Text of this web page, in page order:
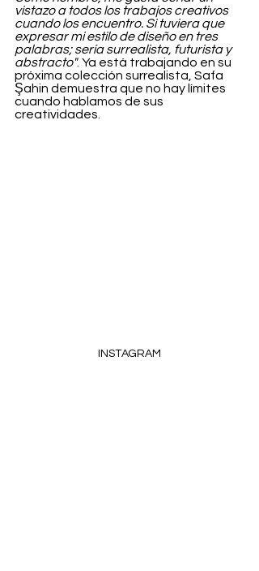
vistazo a todos los trabajos creativos
cuando los encuentro. Si tuviera que
expresar mi estilo de diseño en tres
palabras; sería surrealista, futurista y
abstracto". Ya está trabajando en su
próxima colección surrealista, Safa
Şahin demuestra que no hay límites
cuando hablamos de sus
creatividades.
INSTAGRAM